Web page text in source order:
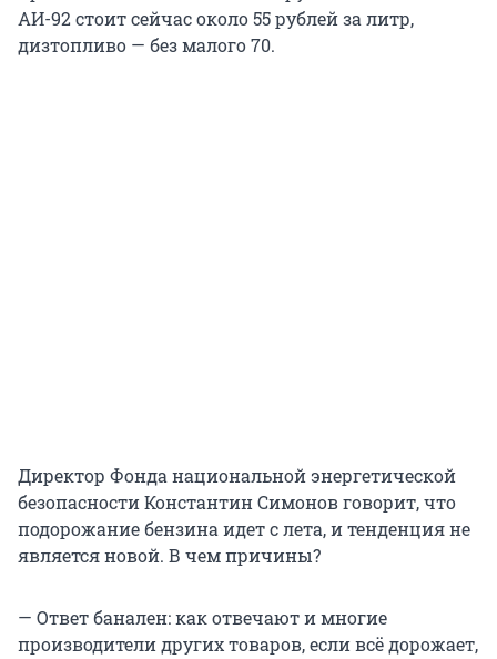
АИ-92 стоит сейчас около 55 рублей за литр,
дизтопливо — без малого 70.
Директор Фонда национальной энергетической
безопасности Константин Симонов говорит, что
подорожание бензина идет с лета, и тенденция не
является новой. В чем причины?
— Ответ банален: как отвечают и многие
производители других товаров, если всё дорожает,